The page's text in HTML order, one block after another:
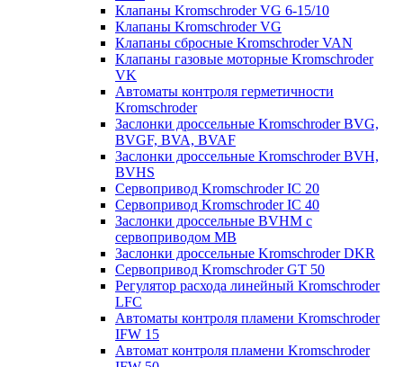
Клапаны Kromschroder VG 6-15/10
Клапаны Kromschroder VG
Клапаны сбросные Kromschroder VAN
Клапаны газовые моторные Kromschroder
VK
Автоматы контроля герметичности
Kromschroder
Заслонки дроссельные Kromschroder BVG,
BVGF, BVA, BVAF
Заслонки дроссельные Kromschroder BVH,
BVHS
Сервопривод Kromschroder IC 20
Сервопривод Kromschroder IC 40
Заслонки дроссельные BVHM с
сервоприводом МВ
Заслонки дроссельные Kromschroder DKR
Cервопривод Kromschroder GT 50
Регулятор расхода линейный Kromschroder
LFC
Автоматы контроля пламени Kromschroder
IFW 15
Автомат контроля пламени Kromschroder